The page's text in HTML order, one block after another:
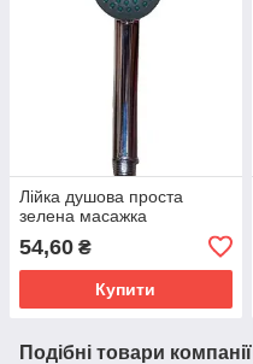
Лійка душова проста
зелена масажка
54,60 ₴
Купити
Подібні товари компанії